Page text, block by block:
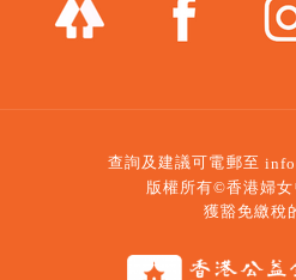
查詢及建議可電郵至
版權所有©香港婦
獲豁免繳稅